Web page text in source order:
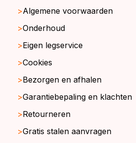
Algemene voorwaarden
Onderhoud
Eigen legservice
Cookies
Bezorgen en afhalen
Garantiebepaling en klachten
Retourneren
Gratis stalen aanvragen